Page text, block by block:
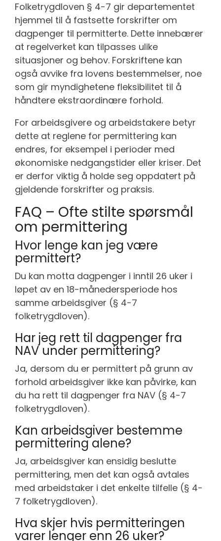
Folketrygdloven § 4-7 gir departementet
hjemmel til å fastsette forskrifter om
dagpenger til permitterte. Dette innebærer
at regelverket kan tilpasses ulike
situasjoner og behov. Forskriftene kan
også avvike fra lovens bestemmelser, noe
som gir myndighetene fleksibilitet til å
håndtere ekstraordinære forhold.
For arbeidsgivere og arbeidstakere betyr
dette at reglene for permittering kan
endres, for eksempel i perioder med
økonomiske nedgangstider eller kriser. Det
er derfor viktig å holde seg oppdatert på
gjeldende forskrifter og praksis.
FAQ – Ofte stilte spørsmål
om permittering
Hvor lenge kan jeg være
permittert?
Du kan motta dagpenger i inntil 26 uker i
løpet av en 18-månedersperiode hos
samme arbeidsgiver (§ 4-7
folketrygdloven).
Har jeg rett til dagpenger fra
NAV under permittering?
Ja, dersom du er permittert på grunn av
forhold arbeidsgiver ikke kan påvirke, kan
du ha rett til dagpenger fra NAV (§ 4-7
folketrygdloven).
Kan arbeidsgiver bestemme
permittering alene?
Ja, arbeidsgiver kan ensidig beslutte
permittering, men det kan også avtales
med arbeidstaker i det enkelte tilfelle (§ 4-
7 folketrygdloven).
Hva skjer hvis permitteringen
varer lenger enn 26 uker?